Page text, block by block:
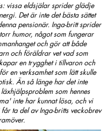
vissa eldsjälar sprider glädje
Det är inte det bästa sättet
pensionär. Inga-britt sprider
humor, något som fungerar
och gör att både
och föräldrar vet vad som
en trygghet i tillvaron och
en verksamhet som lätt skulle
Än så länge har det inte
som hennes
inte har kunnat lösa, och vi
ta del av Inga-britts veckobrev